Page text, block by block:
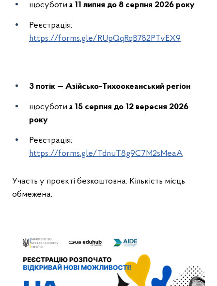
щосуботи з 11 липня до 8 серпня 2026 року
Реєстрація:
https://forms.gle/RUpQqRqB782PTvEX9
3 потік — Азійсько-Тихоокеанський регіон
щосуботи з 15 серпня до 12 вересня 2026
року
Реєстрація:
https://forms.gle/TdnuT8g9C7M2sMeaA
Участь у проєкті безкоштовна. Кількість місць
обмежена.